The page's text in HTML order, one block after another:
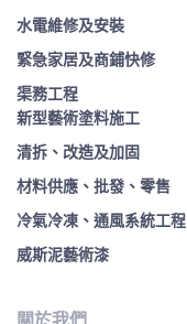
水電維修及安裝
緊急家居及商鋪快修
渠務工程
新型藝術塗料施工
清拆、改造及加固
材料供應、批發、零售
冷氣冷凍、通風系統工程
威斯泥藝術漆